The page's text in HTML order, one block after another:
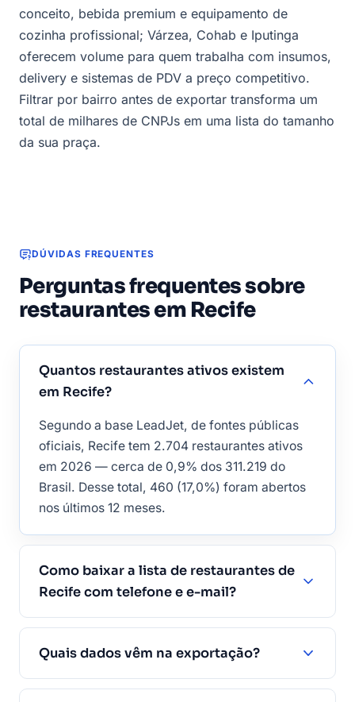
conceito, bebida premium e equipamento de
cozinha profissional; Várzea, Cohab e Iputinga
oferecem volume para quem trabalha com insumos,
delivery e sistemas de PDV a preço competitivo.
Filtrar por bairro antes de exportar transforma um
total de milhares de CNPJs em uma lista do tamanho
da sua praça.
DÚVIDAS FREQUENTES
Perguntas frequentes sobre
restaurantes em Recife
Quantos restaurantes ativos existem
em Recife?
Segundo a base LeadJet, de fontes públicas
oficiais, Recife tem 2.704 restaurantes ativos
em 2026 — cerca de 0,9% dos 311.219 do
Brasil. Desse total, 460 (17,0%) foram abertos
nos últimos 12 meses.
Como baixar a lista de restaurantes de
Recife com telefone e e-mail?
Quais dados vêm na exportação?